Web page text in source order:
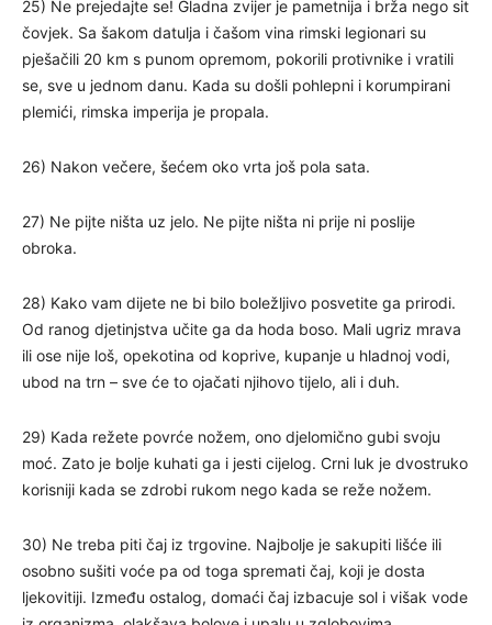
25) Ne prejedajte se! Gladna zvijer je pametnija i brža nego sit
čovjek. Sa šakom datulja i čašom vina rimski legionari su
pješačili 20 km s punom opremom, pokorili protivnike i vratili
se, sve u jednom danu. Kada su došli pohlepni i korumpirani
plemići, rimska imperija je propala.
26) Nakon večere, šećem oko vrta još pola sata.
27) Ne pijte ništa uz jelo. Ne pijte ništa ni prije ni poslije
obroka.
28) Kako vam dijete ne bi bilo boležljivo posvetite ga prirodi.
Od ranog djetinjstva učite ga da hoda boso. Mali ugriz mrava
ili ose nije loš, opekotina od koprive, kupanje u hladnoj vodi,
ubod na trn – sve će to ojačati njihovo tijelo, ali i duh.
29) Kada režete povrće nožem, ono djelomično gubi svoju
moć. Zato je bolje kuhati ga i jesti cijelog. Crni luk je dvostruko
korisniji kada se zdrobi rukom nego kada se reže nožem.
30) Ne treba piti čaj iz trgovine. Najbolje je sakupiti lišće ili
osobno sušiti voće pa od toga spremati čaj, koji je dosta
ljekovitiji. Između ostalog, domaći čaj izbacuje sol i višak vode